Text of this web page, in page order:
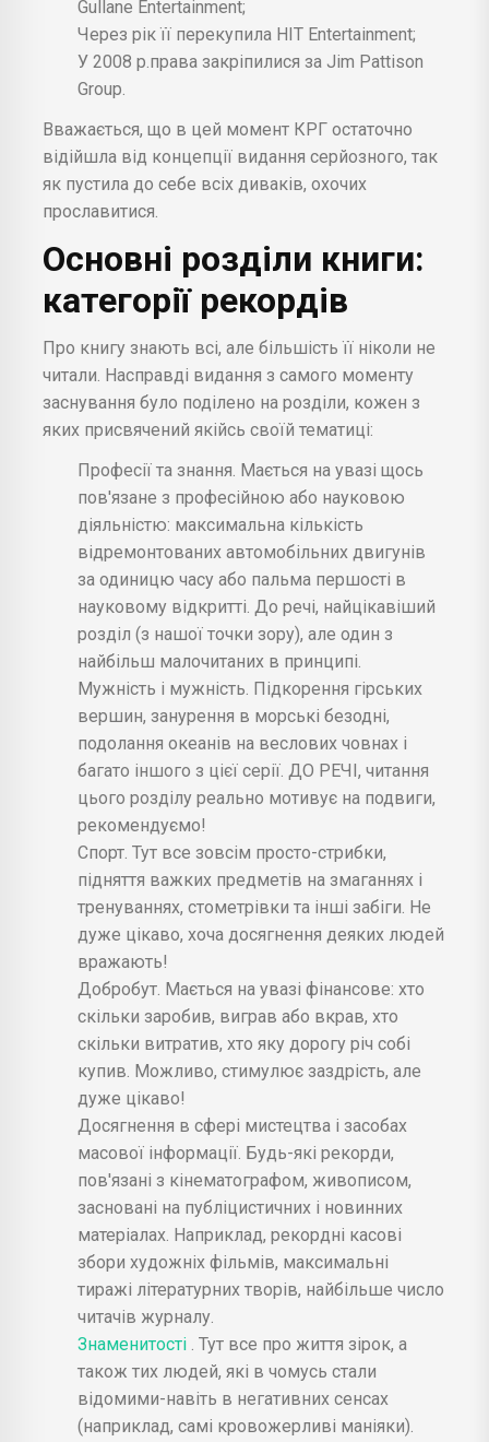
Gullane Entertainment;
Через рік її перекупила HIT Entertainment;
У 2008 р.права закріпилися за Jim Pattison
Group.
Вважається, що в цей момент КРГ остаточно
відійшла від концепції видання серйозного, так
як пустила до себе всіх диваків, охочих
прославитися.
Основні розділи книги:
категорії рекордів
Про книгу знають всі, але більшість її ніколи не
читали. Насправді видання з самого моменту
заснування було поділено на розділи, кожен з
яких присвячений якійсь своїй тематиці:
Професії та знання. Мається на увазі щось
пов'язане з професійною або науковою
діяльністю: максимальна кількість
відремонтованих автомобільних двигунів
за одиницю часу або пальма першості в
науковому відкритті. До речі, найцікавіший
розділ (з нашої точки зору), але один з
найбільш малочитаних в принципі.
Мужність і мужність. Підкорення гірських
вершин, занурення в морські безодні,
подолання океанів на веслових човнах і
багато іншого з цієї серії. ДО РЕЧІ, читання
цього розділу реально мотивує на подвиги,
рекомендуємо!
Спорт. Тут все зовсім просто-стрибки,
підняття важких предметів на змаганнях і
тренуваннях, стометрівки та інші забіги. Не
дуже цікаво, хоча досягнення деяких людей
вражають!
Добробут. Мається на увазі фінансове: хто
скільки заробив, виграв або вкрав, хто
скільки витратив, хто яку дорогу річ собі
купив. Можливо, стимулює заздрість, але
дуже цікаво!
Досягнення в сфері мистецтва і засобах
масової інформації. Будь-які рекорди,
пов'язані з кінематографом, живописом,
засновані на публіцистичних і новинних
матеріалах. Наприклад, рекордні касові
збори художніх фільмів, максимальні
тиражі літературних творів, найбільше число
читачів журналу.
Знаменитості . Тут все про життя зірок, а
також тих людей, які в чомусь стали
відомими-навіть в негативних сенсах
(наприклад, самі кровожерливі маніяки).